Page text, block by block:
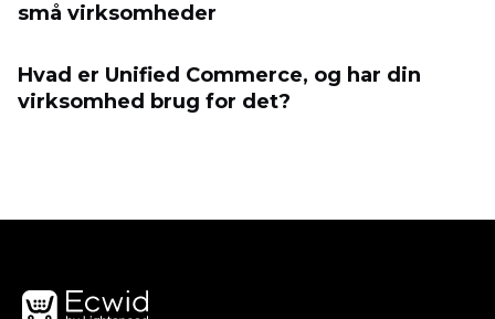
små virksomheder
Hvad er Unified Commerce, og har din
virksomhed brug for det?